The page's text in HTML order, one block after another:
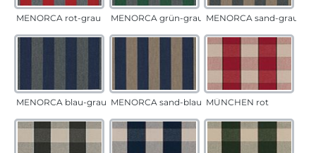
MENORCA rot-grau MENORCA grün-grau MENORCA sand-grau
MENORCA blau-grau MENORCA sand-blau MÜNCHEN rot